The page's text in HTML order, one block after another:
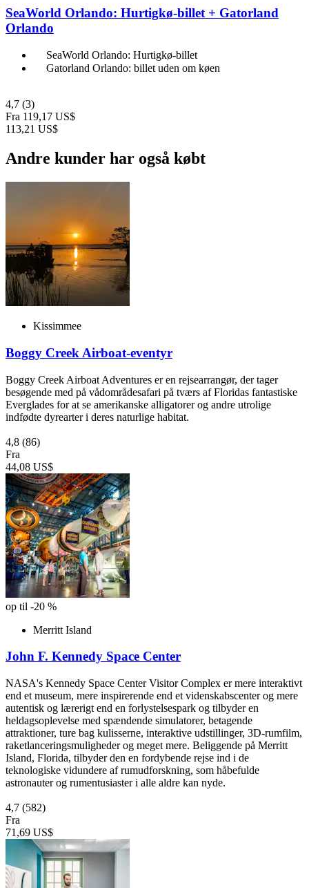
SeaWorld Orlando: Hurtigkø-billet + Gatorland
Orlando
SeaWorld Orlando: Hurtigkø-billet
Gatorland Orlando: billet uden om køen
4,7 (3)
Fra 119,17 US$
113,21 US$
Andre kunder har også købt
Kissimmee
Boggy Creek Airboat-eventyr
Boggy Creek Airboat Adventures er en rejsearrangør, der tager
besøgende med på vådområdesafari på tværs af Floridas fantastiske
Everglades for at se amerikanske alligatorer og andre utrolige
indfødte dyrearter i deres naturlige habitat.
4,8 (86)
Fra
44,08 US$
op til -20 %
Merritt Island
John F. Kennedy Space Center
NASA's Kennedy Space Center Visitor Complex er mere interaktivt
end et museum, mere inspirerende end et videnskabscenter og mere
autentisk og lærerigt end en forlystelsespark og tilbyder en
heldagsoplevelse med spændende simulatorer, betagende
attraktioner, ture bag kulisserne, interaktive udstillinger, 3D-rumfilm,
raketlanceringsmuligheder og meget mere. Beliggende på Merritt
Island, Florida, tilbyder den en fordybende rejse ind i de
teknologiske vidundere af rumudforskning, som håbefulde
astronauter og rumentusiaster i alle aldre kan nyde.
4,7 (582)
Fra
71,69 US$